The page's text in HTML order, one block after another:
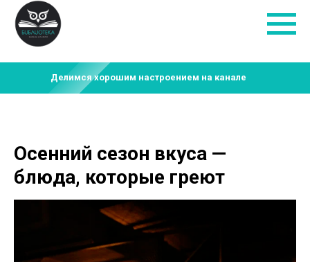
Делимся хорошим настроением на канале
Осенний сезон вкуса —
блюда, которые греют